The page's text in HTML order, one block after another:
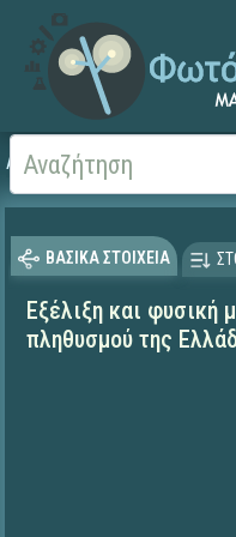
Αρχική
ΒΑΣΙΚΑ ΣΤΟΙΧΕΙΑ
Εξέλιξη και φυσική
πληθυσμού της